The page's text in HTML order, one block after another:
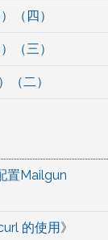
（四）
（三）
二）
置Mailgun
的使用》